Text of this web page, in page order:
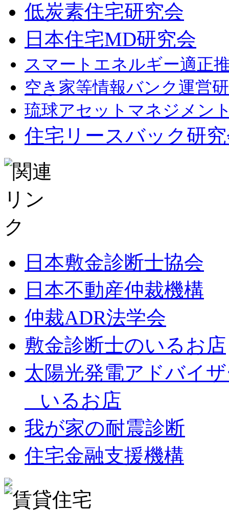
低炭素住宅研究会
日本住宅MD研究会
スマートエネルギー適正
空き家等情報バンク運営
琉球アセットマネジメン
住宅リースバック研
日本敷金診断士協会
日本不動産仲裁機構
仲裁ADR法学会
敷金診断士のいるお店
太陽光発電アドバイ
いるお店
我が家の耐震診断
住宅金融支援機構